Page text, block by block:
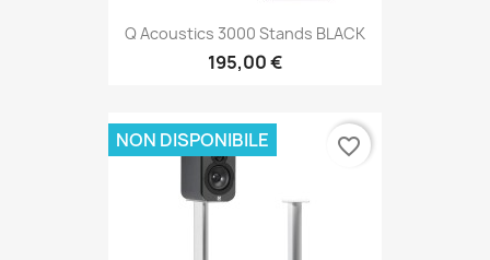
Q Acoustics 3000 Stands BLACK
195,00 €
NON DISPONIBILE favorite_border